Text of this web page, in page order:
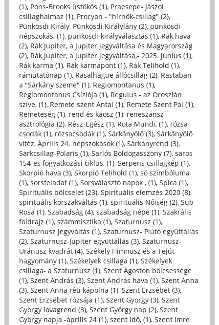
(1), Pons-Brooks üstökös (1), Praesepe- Jászol
csillaghalmaz (1), Procyon - "hírnök-csillag" (2),
Pünkösdi Király, Pünkösdi Királylány (2), pünkösdi
népszokás, (1), pünkösdi-királyválasztás (1), Rák hava
(2), Rák Jupiter, a Jupiter jegyváltása és Magyarország
(2), Rák Jupiter, a Jupiter jegyváltása,- 2025. június (1),
Rák karma (1), Rák karmapont (1), Rák Telihold (1),
rámutatónap (1), Rasalhague állócsillag (2), Rastaban –
a "Sárkány szeme" (1), Regiomontanus (1),
Regiomontanus Csíziója (1), Regulus - az Oroszlán
szíve, (1), Remete szent Antal (1), Remete Szent Pál (1),
Remeteség (1), rend és káosz (1), reneszánsz
asztrológia (2), Rész-Egész (1), Rota Mundi, (1), rózsa-
csodák (1), rózsacsodák (1), Sárkányölő (3), Sárkányölő
vitéz, Április 24. népszokások (1), Sárkányrend (3),
Sarkcsillag-Polaris (1), Sarlós Boldogasszony (7), saros
154-es fogyatkozási ciklus, (1), Serpens csillagkép (1),
Skorpió hava (3), Skorpió Telihold (1), só szimbóluma
(1), sorsfeladat (1), Sorsválasztó napok , (1), Spica (1),
Spirituális bölcselet (23), Spirituális elemzés 2020 (8),
spirituális korszakváltás (1), spirituális Nőiség (2), Sub
Rosa (1), Szabadság (4), szabadság népe (1), Szakrális
földrajz (1), számmisztika (1), Szaturnusz (1),
Szaturnusz jegyváltás (1), Szaturnusz- Plútó együttállás
(2), Szaturnusz-Jupiter együttállás (3), Szaturnusz-
Uránusz kvadrát (4), Székely Himnusz és a Tejút
hagyomány (1), Székelyek csillaga (1), Székelyek
csillaga- a Szaturnusz (1), Szent Ágoston bölcsessége
(1), Szent András (3), Szent András hava (1), Szent Anna
(3), Szent Anna réti kápolna (1), Szent Erzsébet (3),
Szent Erzsébet rózsája (1), Szent György (3), Szent
György lovagrend (3), Szent György nap (2), Szent
György napja -április 24 (1), szent idő, (1), Szent Imre